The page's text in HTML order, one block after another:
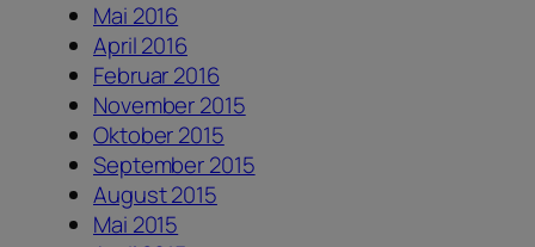
Mai 2016
April 2016
Februar 2016
November 2015
Oktober 2015
September 2015
August 2015
Mai 2015